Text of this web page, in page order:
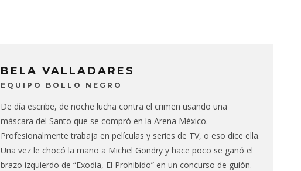
BELA VALLADARES
EQUIPO BOLLO NEGRO
De día escribe, de noche lucha contra el crimen usando una
máscara del Santo que se compró en la Arena México.
Profesionalmente trabaja en películas y series de TV, o eso dice ella.
Una vez le chocó la mano a Michel Gondry y hace poco se ganó el
brazo izquierdo de “Exodia, El Prohibido” en un concurso de guión.